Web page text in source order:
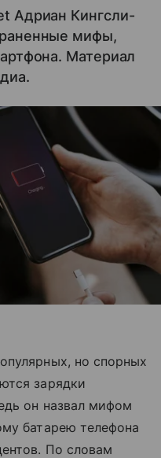
Адриан Кингсли-
мифы,
Материал
но спорных
зарядки
он назвал мифом
батарею телефона
По словам